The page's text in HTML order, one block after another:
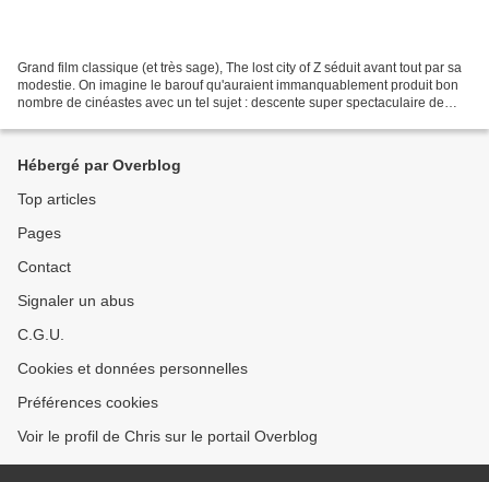
Grand film classique (et très sage), The lost city of Z séduit avant tout par sa
modestie. On imagine le barouf qu'auraient immanquablement produit bon
nombre de cinéastes avec un tel sujet : descente super spectaculaire de
Hébergé par Overblog
Top articles
Pages
Contact
Signaler un abus
C.G.U.
Cookies et données personnelles
Préférences cookies
Voir le profil de Chris sur le portail Overblog